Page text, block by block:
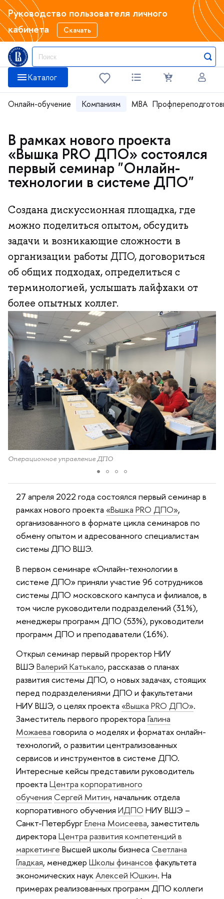
Руководство пользователя личного
кабинета
Скачать
Каталог
Онлайн-обучение Компаниям MBA
В рамках нового проекта
«Вышка PRO ДПО» состоялся
первый семинар "Онлайн-
технологии в системе ДПО"
Создана дискуссионная площадка, где
можно поделиться опытом, обсудить
задачи и возникающие сложности в
организации работы ДПО, договориться
об общих подходах, определиться с
терминологией, услышать лайфхаки от
более опытных коллег.
Операционное управление ДПО
27 апреля 2022 года состоялся первый семинар в
рамках нового проекта «Вышка PRO ДПО»,
организованного в формате цикла семинаров по
обмену опытом и адресованного специалистам
системы ДПО ВШЭ.
В первом семинаре «Онлайн-технологии в
системе ДПО» приняли участие 96 сотрудников
системы ДПО московского кампуса и филиалов, в
том числе руководители подразделений (31%),
менеджеры программ ДПО (53%), руководители
программ ДПО и преподаватели (16%).
Открыл семинар первый проректор НИУ
ВШЭ Валерий Катькало, рассказав о планах
развития системы ДПО, о новых задачах, стоящих
перед подразделениями ДПО и факультетами
НИУ ВШЭ, о целях проекта «Вышка PRO ДПО».
Заместитель первого проректора Галина
Можаева говорила о моделях и форматах онлайн-
технологий, о развитии централизованных
сервисов и инструментов в системе ДПО.
Интересные кейсы представили руководитель
проекта Центра корпоративного
обучения Сергей Митин, начальник отдела
корпоративного обучения ИДПО НИУ ВШЭ –
Санкт-ПетербургЕлена Моисеева, заместитель
директора Центра развития компетенций в
маркетинге Высшей школы бизнеса Светлана
Гладкая, менеджер Школы финансов факультета
экономических наукАлексей Юшкин. На
примерах реализованных программ ДПО коллеги